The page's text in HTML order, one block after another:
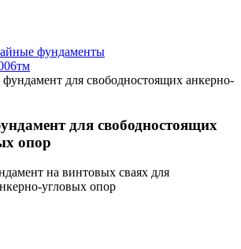
фундаменты
для свободностоящих анкерно-
для свободностоящих
опор